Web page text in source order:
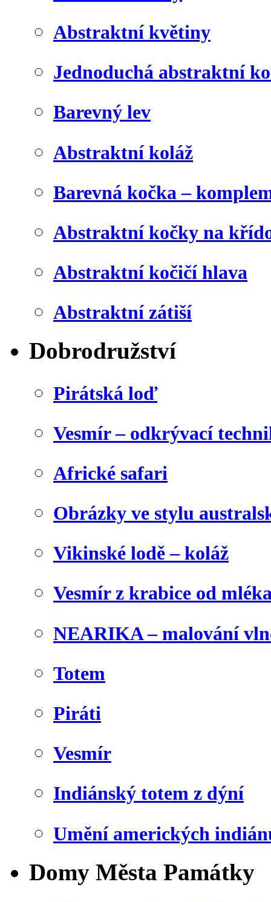
Abstraktní květiny
Jednoduchá abstraktní
Barevný lev
Abstraktní koláž
Barevná kočka –
Abstraktní kočky na
Abstraktní kočičí hlava
Abstraktní zátiší
Dobrodružství
Pirátská loď
Vesmír – odkrývací
Africké safari
Obrázky ve stylu
Vikinské lodě – koláž
Vesmír z krabice od
NEARIKA – malování
Totem
Piráti
Vesmír
Indiánský totem z dýní
Umění amerických
Domy Města Památky